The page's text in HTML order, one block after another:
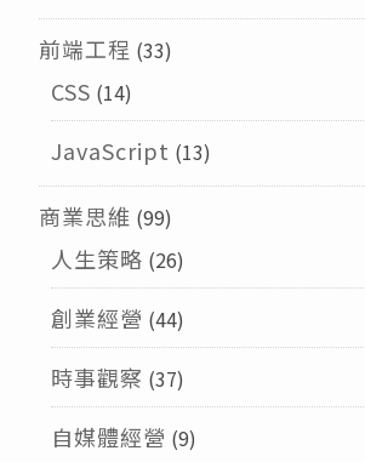
前端工程 (33)
CSS (14)
JavaScript (13)
商業思維 (99)
人生策略 (26)
創業經營 (44)
時事觀察 (37)
自媒體經營 (9)